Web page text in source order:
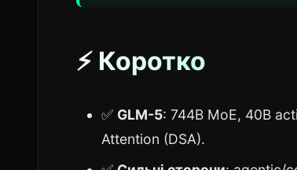
⚡ Коротко
✅ GLM-5: 744B MoE, 40B
Attention (DSA).